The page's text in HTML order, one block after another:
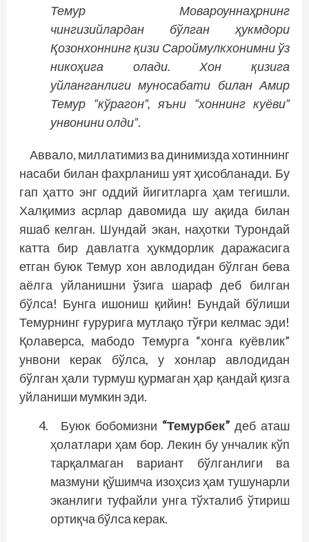
Темур Мовароуннаҳрнинг
чингизийлардан бўлган ҳукмдори
Қозонхоннинг қизи Сароймулкхонимни ўз
никоҳига олади. Хон қизига
уйланганлиги муносабати билан Амир
Темур “кўрагон”, яъни “хоннинг куёви”
унвонини олди”.
Аввало, миллатимиз ва динимизда хотиннинг
насаби билан фахрланиш уят ҳисобланади. Бу
гап ҳатто энг оддий йигитларга ҳам тегишли.
Халқимиз асрлар давомида шу ақида билан
яшаб келган. Шундай экан, наҳотки Турондай
катта бир давлатга ҳукмдорлик даражасига
етган буюк Темур хон авлодидан бўлган бева
аёлга уйланишни ўзига шараф деб билган
бўлса! Бунга ишониш қийин! Бундай бўлиши
Темурнинг ғурурига мутлақо тўғри келмас эди!
Қолаверса, мабодо Темурга “хонга куёвлик”
унвони керак бўлса, у хонлар авлодидан
бўлган ҳали турмуш қурмаган ҳар қандай қизга
уйланиши мумкин эди.
Буюк бобомизни “Темурбек”деб аташ
ҳолатлари ҳам бор. Лекин бу унчалик кўп
тарқалмаган вариант бўлганлиги ва
мазмуни қўшимча изоҳсиз ҳам тушунарли
эканлиги туфайли унга тўхталиб ўтириш
ортиқча бўлса керак.